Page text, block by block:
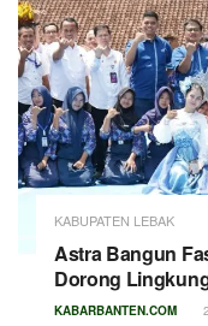
KABUPATEN LEBAK
Astra Bangun
Dorong
KABARBANTEN.COM